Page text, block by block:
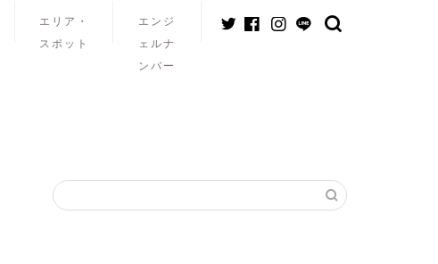
エリア・
スポット
エンジ
ェルナ
ンバー